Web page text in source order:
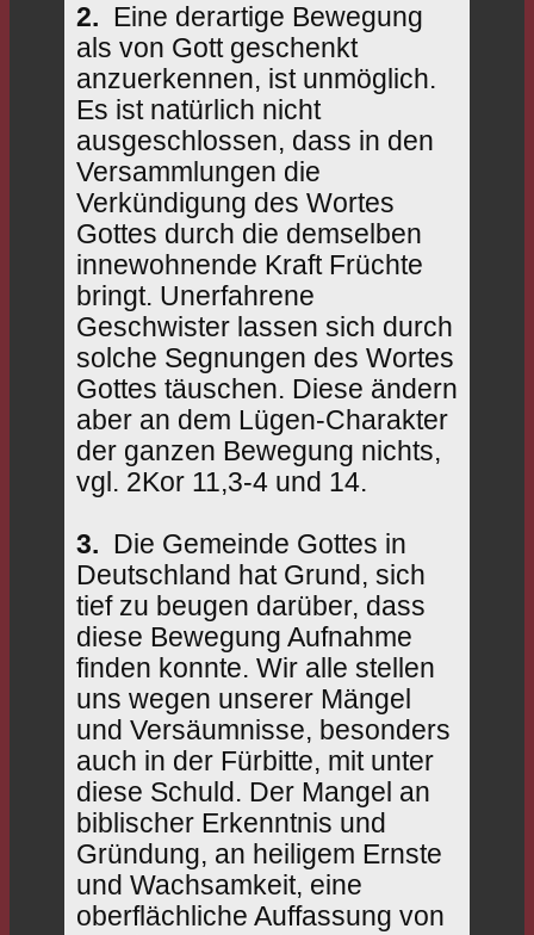
2. Eine derartige Bewegung
als von Gott geschenkt
anzuerkennen, ist unmöglich.
Es ist natürlich nicht
ausgeschlossen, dass in den
Versammlungen die
Verkündigung des Wortes
Gottes durch die demselben
innewohnende Kraft Früchte
bringt. Unerfahrene
Geschwister lassen sich durch
solche Segnungen des Wortes
Gottes täuschen. Diese ändern
aber an dem Lügen-Charakter
der ganzen Bewegung nichts,
vgl. 2Kor 11,3‑4 und 14.
3. Die Gemeinde Gottes in
Deutschland hat Grund, sich
tief zu beugen darüber, dass
diese Bewegung Aufnahme
finden konnte. Wir alle stellen
uns wegen unserer Mängel
und Versäumnisse, besonders
auch in der Fürbitte, mit unter
diese Schuld. Der Mangel an
biblischer Erkenntnis und
Gründung, an heiligem Ernste
und Wachsamkeit, eine
oberflächliche Auffassung von